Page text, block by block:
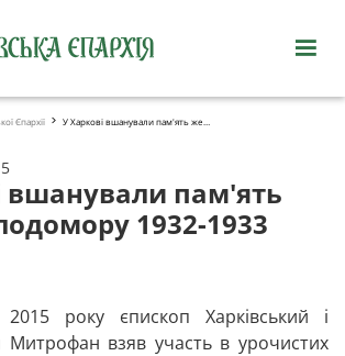
Єпархії У Харкові вшанували пам'ять жертв Голодомору 1932-1933
вшанували пам'ять
1932-1933
року єпископ Харківський і
Митрофан взяв участь в урочистих